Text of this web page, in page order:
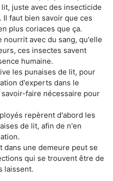
juste avec des insecticide
faut bien savoir que ces
plus coriaces que ça.
nourrit avec du sang, qu'elle
ces insectes savent
humaine.
les punaises de lit, pour
d'experts dans le
faire nécessaire pour
repèrent d'abord les
de lit, afin de n'en
dans une demeure peut se
qui se trouvent être de
laissent.